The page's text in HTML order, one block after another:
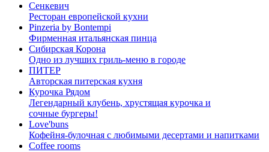
Сенкевич
Ресторан европейской кухни
Pinzeria by Bontempi
Фирменная итальянская пинца
Сибирская Корона
Одно из лучших гриль-меню в городе
ПИТЕР
Авторская питерская кухня
Курочка Рядом
Легендарный клубень, хрустящая курочка и
сочные бургеры!
Love'buns
Кофейня-булочная с любимыми десертами и напитками
Coffee rooms